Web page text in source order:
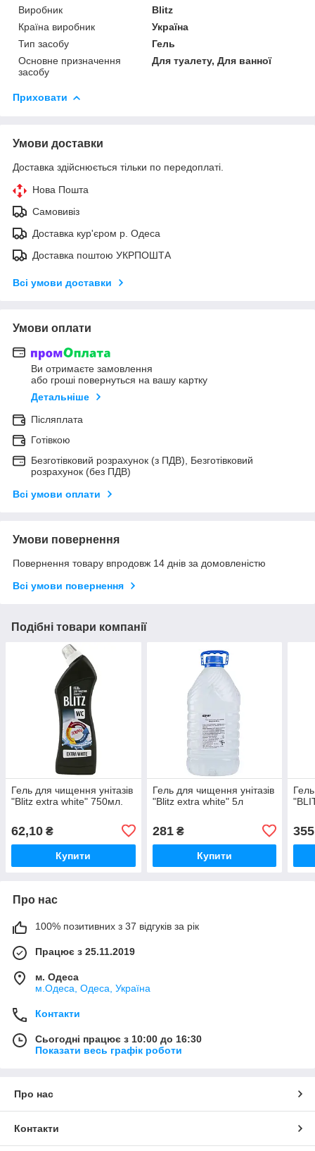
Виробник
Blitz
Країна виробник
Україна
Тип засобу
Гель
Основне призначення
засобу
Для туалету, Для ванної
Приховати
Умови доставки
Доставка здійснюється тільки по передоплаті.
Нова Пошта
Самовивіз
Доставка кур'єром р. Одеса
Доставка поштою УКРПОШТА
Всі умови доставки
Умови оплати
Ви отримаєте замовлення
або гроші повернуться на вашу картку
Детальніше
Післяплата
Готівкою
Безготівковий розрахунок (з ПДВ), Безготівковий
розрахунок (без ПДВ)
Всі умови оплати
Умови повернення
Повернення товару впродовж 14 днів за домовленістю
Всі умови повернення
Подібні товари компанії
Гель для чищення унітазів
"Blitz extra white" 750мл.
62,10 ₴
Купити
Гель для чищення унітазів
"Blitz extra white" 5л
281₴
Купити
355
Про нас
100% позитивних з 37 відгуків за рік
Працює з 25.11.2019
м. Одеса
м.Одеса, Одеса, Україна
Контакти
Сьогодні працює з 10:00 до 16:30
Показати весь графік роботи
Про нас
Контакти